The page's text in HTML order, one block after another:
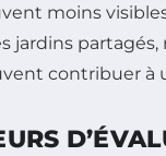
moins
jardins
contribuer